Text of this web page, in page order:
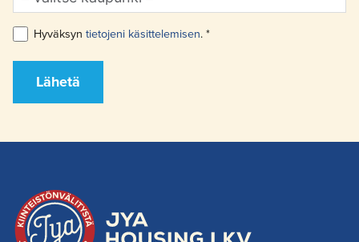
Hyväksyn tietojeni käsittelemisen. *
Lähetä